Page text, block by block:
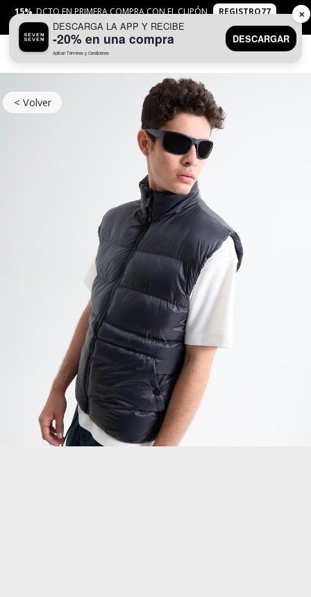
15% DCTO EN PRIMERA COMPRA CON EL CUPÓN
REGISTRO77
APLICANTYC
< Volver
DESCARGA LA APP Y RECIBE
-20% en una compra
Aplican Términos y Condiciones
DESCARGAR
✕